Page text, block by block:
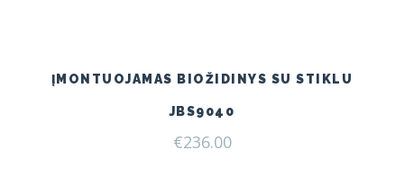
ĮMONTUOJAMAS BIOŽIDINYS SU STIKLU
JBS9040
€236.00